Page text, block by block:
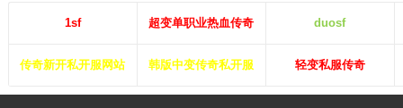
1sf 超变单职业热血传奇 duosf
传奇新开私开服网站 韩版中变传奇私开服 轻变私服传奇